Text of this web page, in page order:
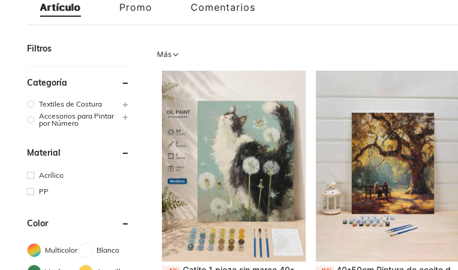
Artículo Promo Comentarios
Filtros
Categoría
Textiles de Costura
Accesorios para Pintar
por Número
Material
Acrílico
PP
Color
Multicolor Blanco
Más